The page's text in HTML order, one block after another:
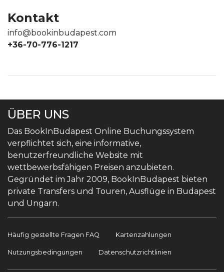
Kontakt
info@bookinbudapest.com
+36-70-776-1217
ÜBER UNS
Das BookInBudapest Online Buchungssystem
verpflichtet sich, eine informative,
benutzerfreundliche Website mit
wettbewerbsfähigen Preisen anzubieten.
Gegründet im Jahr 2009, BookInBudapest bieten
private Transfers und Touren, Ausflüge in Budapest
und Ungarn.
Häufig gestellte Fragen FAQ Kartenzahlungen
Nutzungsbedingungen Datenschutzrichtlinien